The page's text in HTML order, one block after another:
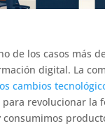
de los casos más
digital. La
cambios
para revolucionar la